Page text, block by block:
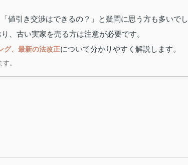
値引き交渉はできるの？」と疑問に思う方も多いでし
、古い実家を売る方は注意が必要です。
グ、最新の法改正について分かりやすく解説します。
。